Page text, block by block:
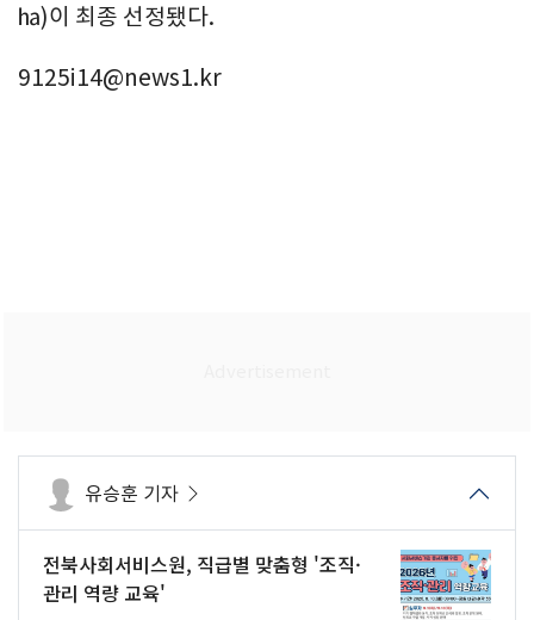
㏊)이 최종 선정됐다.
9125i14@news1.kr
유승훈 기자
전북사회서비스원, 직급별 맞춤형 '조직·
관리 역량 교육'